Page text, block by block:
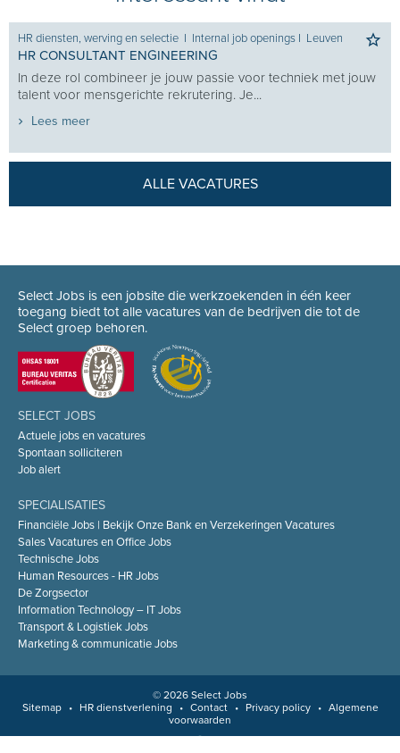
HR diensten, werving en selectie I Internal job openings I Leuven
HR CONSULTANT ENGINEERING
In deze rol combineer je jouw passie voor techniek met jouw
talent voor mensgerichte rekrutering. Je...
Lees meer
ALLE VACATURES
Select Jobs is een jobsite die werkzoekenden in één keer
toegang biedt tot alle vacatures van de bedrijven die tot de
Select groep behoren.
SELECT JOBS
Actuele jobs en vacatures
Spontaan solliciteren
Job alert
SPECIALISATIES
Financiële Jobs | Bekijk Onze Bank en Verzekeringen Vacatures
Sales Vacatures en Office Jobs
Technische Jobs
Human Resources - HR Jobs
De Zorgsector
Information Technology – IT Jobs
Transport & Logistiek Jobs
Marketing & communicatie Jobs
© 2026 Select Jobs
Sitemap
• HR dienstverlening • Contact • Privacy policy •
Algemene
voorwaarden